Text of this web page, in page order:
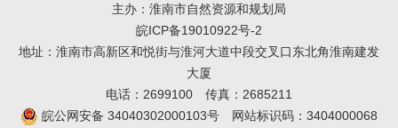
主办：淮南市自然资源和规划局
皖ICP备19010922号-2
地址：淮南市高新区和悦街与淮河大道中段交叉口东北角淮南建发
大厦
电话：2699100
传真：2685211
皖公网安备 34040302000103号
网站标识码：3404000068